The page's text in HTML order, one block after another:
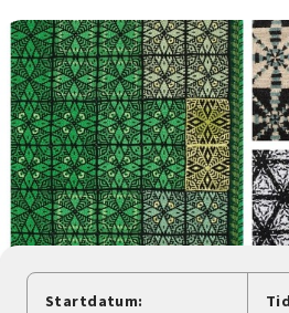
Om SV
Starta studiecirkel
Cirkelledare
Nyheter
Avdelningar
Startdatum: